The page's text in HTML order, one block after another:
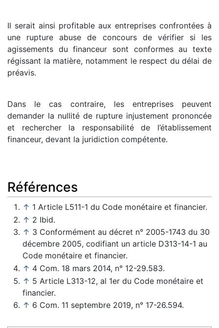
Il serait ainsi profitable aux entreprises confrontées à
une rupture abuse de concours de vérifier si les
agissements du financeur sont conformes au texte
régissant la matière, notamment le respect du délai de
préavis.
Dans le cas contraire, les entreprises peuvent
demander la nullité de rupture injustement prononcée
et rechercher la responsabilité de l’établissement
financeur, devant la juridiction compétente.
Références
↑ 1 Article L511-1 du Code monétaire et financier.
↑ 2 Ibid.
↑ 3 Conformément au décret n° 2005-1743 du 30
décembre 2005, codifiant un article D313-14-1 au
Code monétaire et financier.
↑ 4 Com. 18 mars 2014, n° 12-29.583.
↑ 5 Article L313-12, al 1er du Code monétaire et
financier.
↑ 6 Com. 11 septembre 2019, n° 17-26.594.